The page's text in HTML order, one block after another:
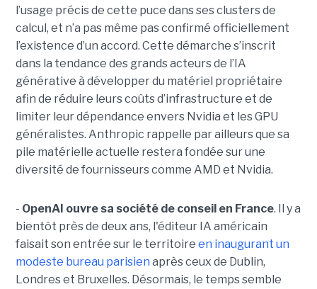
l’usage précis de cette puce dans ses clusters de
calcul, et n’a pas même pas confirmé officiellement
l’existence d’un accord. Cette démarche s’inscrit
dans la tendance des grands acteurs de l’IA
générative à développer du matériel propriétaire
afin de réduire leurs coûts d’infrastructure et de
limiter leur dépendance envers Nvidia et les GPU
généralistes. Anthropic rappelle par ailleurs que sa
pile matérielle actuelle restera fondée sur une
diversité de fournisseurs comme AMD et Nvidia.
- OpenAI ouvre sa société de conseil en France. Il y a
bientôt près de deux ans, l'éditeur IA américain
faisait son entrée sur le territoire en inaugurant un
modeste bureau parisien après ceux de Dublin,
Londres et Bruxelles. Désormais, le temps semble